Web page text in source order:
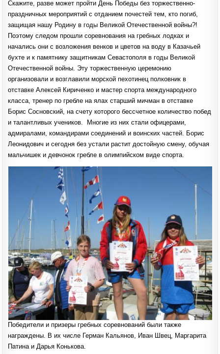
Скажите, разве может пройти День Победы без торжественно-
праздничных мероприятий с отданием почестей тем, кто погиб,
защищая нашу Родину в годы Великой Отечественной войны?!
Поэтому следом прошли соревнования на гребных лодках и
начались они с возложения венков и цветов на воду в Казачьей
бухте и к памятнику защитникам Севастополя в годы Великой
Отечественной войны. Эту торжественную церемонию
организовали и возглавили морской пехотинец полковник в
отставке Алексей Кириченко и мастер спорта международного
класса, тренер по гребле на ялах старший мичман в отставке
Борис Сосновский, на счету которого бессчетное количество побед
и талантливых учеников. Многие из них стали офицерами,
адмиралами, командирами соединений и воинских частей. Борис
Леонидович и сегодня без устали растит достойную смену, обучая
мальчишек и девчонок гребле в олимпийском виде спорта.
Победители и призеры гребных соревнований были также
награждены. В их числе Герман Кальянов, Иван Швец, Маргарита
Патина и Дарья Конькова.